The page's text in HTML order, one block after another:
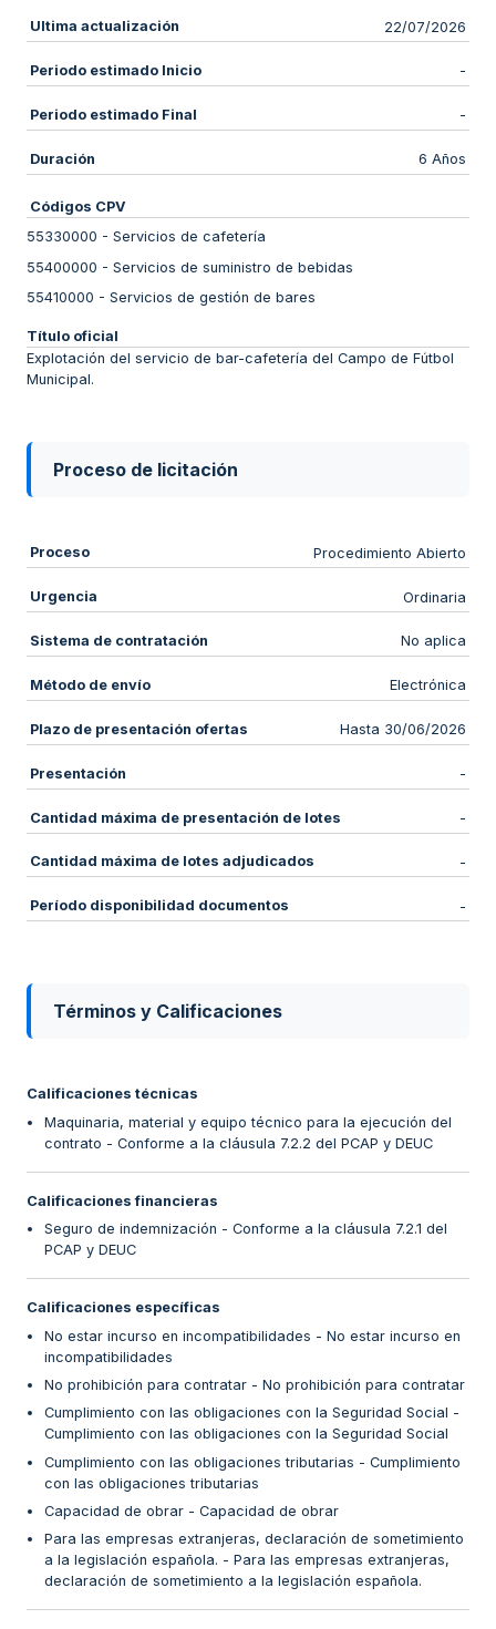
Ultima actualización 22/07/2026
Periodo estimado Inicio -
Periodo estimado Final -
Duración 6 Años
Códigos CPV
55330000 - Servicios de cafetería
55400000 - Servicios de suministro de bebidas
55410000 - Servicios de gestión de bares
Título oficial
Explotación del servicio de bar-cafetería del Campo de Fútbol
Municipal.
Proceso de licitación
Proceso Procedimiento Abierto
Urgencia Ordinaria
Sistema de contratación No aplica
Método de envío Electrónica
Plazo de presentación ofertas Hasta 30/06/2026
Presentación -
Cantidad máxima de presentación de lotes -
Cantidad máxima de lotes adjudicados -
Período disponibilidad documentos -
Términos y Calificaciones
Calificaciones técnicas
Maquinaria, material y equipo técnico para la ejecución del
contrato - Conforme a la cláusula 7.2.2 del PCAP y DEUC
Calificaciones financieras
Seguro de indemnización - Conforme a la cláusula 7.2.1 del
PCAP y DEUC
Calificaciones específicas
No estar incurso en incompatibilidades - No estar incurso en
incompatibilidades
No prohibición para contratar - No prohibición para contratar
Cumplimiento con las obligaciones con la Seguridad Social -
Cumplimiento con las obligaciones con la Seguridad Social
Cumplimiento con las obligaciones tributarias - Cumplimiento
con las obligaciones tributarias
Capacidad de obrar - Capacidad de obrar
Para las empresas extranjeras, declaración de sometimiento
a la legislación española. - Para las empresas extranjeras,
declaración de sometimiento a la legislación española.